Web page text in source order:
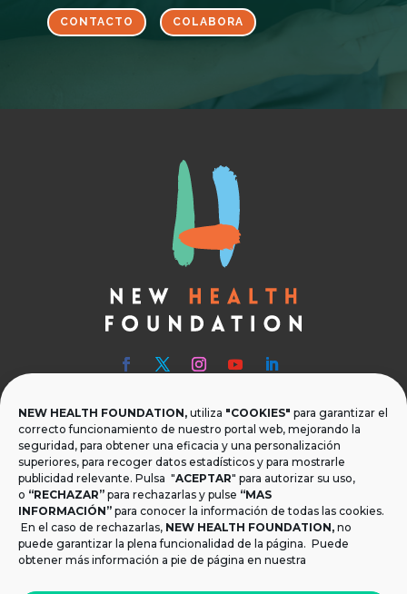
NEW HEALTH FOUNDATION, utiliza "COOKIES" para garantizar el
correcto funcionamiento de nuestro portal web, mejorando la
seguridad, para obtener una eficacia y una personalización
superiores, para recoger datos estadísticos y para mostrarle
publicidad relevante. Pulsa "ACEPTAR" para autorizar su uso,
o “RECHAZAR” para rechazarlas y pulse “MAS
INFORMACIÓN” para conocer la información de todas las cookies.
En el caso de rechazarlas, NEW HEALTH FOUNDATION, no
puede garantizar la plena funcionalidad de la página. Puede
obtener más información a pie de página en nuestra
CONTACTO COLABORA
 Teléfono
T.+34 954 219 597
 Dónde estamos
Calle Monsalves 35 Local 2. 41001, Sevilla.
España
 Email